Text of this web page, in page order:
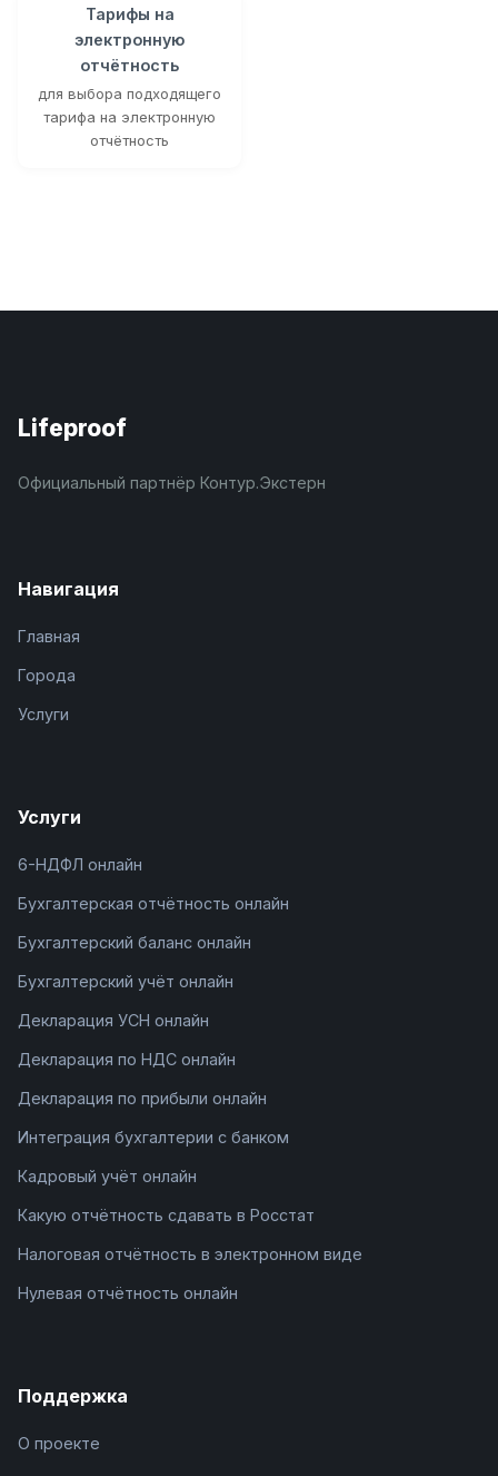
Тарифы на
электронную
отчётность
для выбора подходящего
тарифа на электронную
отчётность
Lifeproof
Официальный партнёр Контур.Экстерн
Навигация
Главная
Города
Услуги
Услуги
6-НДФЛ онлайн
Бухгалтерская отчётность онлайн
Бухгалтерский баланс онлайн
Бухгалтерский учёт онлайн
Декларация УСН онлайн
Декларация по НДС онлайн
Декларация по прибыли онлайн
Интеграция бухгалтерии с банком
Кадровый учёт онлайн
Какую отчётность сдавать в Росстат
Налоговая отчётность в электронном виде
Нулевая отчётность онлайн
Поддержка
О проекте